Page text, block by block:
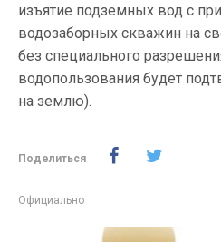
изъятие подземных вод с
водозаборных скважин на
без специального
водопользования будет
на землю).
Поделиться
Официально